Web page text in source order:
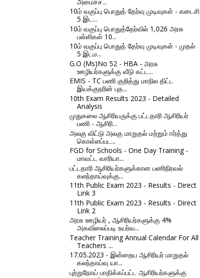
10ம் வகுப்பு பொதுத் தேர்வு முடிவுகள் - கடைசி
5 இட...
10ம் வகுப்பு பொதுத்தேர்வில் 1,026 அரசு
பள்ளிகள் 10...
10ம் வகுப்பு பொதுத் தேர்வு முடிவுகள் - முதல்
5 இடம...
G.O (Ms)No 52 - HBA - அரசு
ஊழியர்களுக்கு வீடு கட்ட...
EMIS - TC பணி குறித்து மாநில திட்ட
இயக்குநரின் புத...
10th Exam Results 2023 - Detailed
Analysis
முதுகலை ஆசிரியருக்கு பட்டதாரி ஆசிரியர்
பணி - ஆசிரி...
அலகு விட்டு அலகு மாறுதல் மற்றும் ஈர்த்து
கொள்ளப்பட...
FGD for Schools - One Day Training -
மாவட்ட வாரியா...
பட்டதாரி ஆசிரியர்களுக்கான பணிநிரவல்
கலந்தாய்வுக்கு...
11th Public Exam 2023 - Results - Direct
Link 3
11th Public Exam 2023 - Results - Direct
Link 2
அரசு ஊழியர் , ஆசிரியர்களுக்கு 4%
அகவிலைப்படி உயர்வ...
Teacher Training Annual Calendar For All
Teachers ...
17.05.2023 - இன்றைய ஆசிரியர் மாறுதல்
கலந்தாய்வு யா...
புற்றுநோய் பாதிக்கப்பட்ட ஆசிரியர்களுக்கு